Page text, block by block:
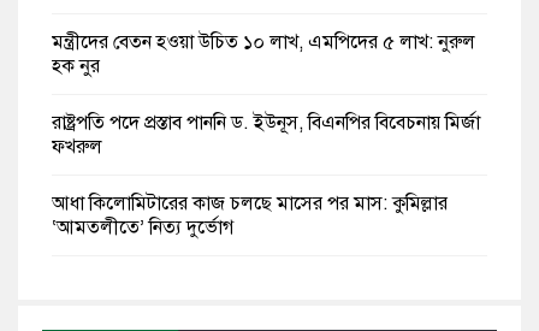
মন্ত্রীদের বেতন হওয়া উচিত ১০ লাখ, এমপিদের ৫ লাখ: নুরুল
হক নুর
রাষ্ট্রপতি পদে প্রস্তাব পাননি ড. ইউনূস, বিএনপির বিবেচনায় মির্জা
ফখরুল
আধা কিলোমিটারের কাজ চলছে মাসের পর মাস: কুমিল্লার
‘আমতলীতে’ নিত্য দুর্ভোগ